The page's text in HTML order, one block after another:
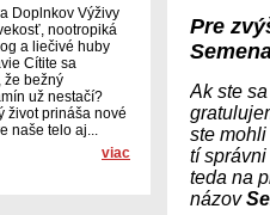
Doplnkov Výživy
nootropiká
a liečivé huby
Cítite sa
že bežný
už nestačí?
život prináša nové
naše telo aj...
viac
Pre
Ak ste
ste
tí
teda na
názov